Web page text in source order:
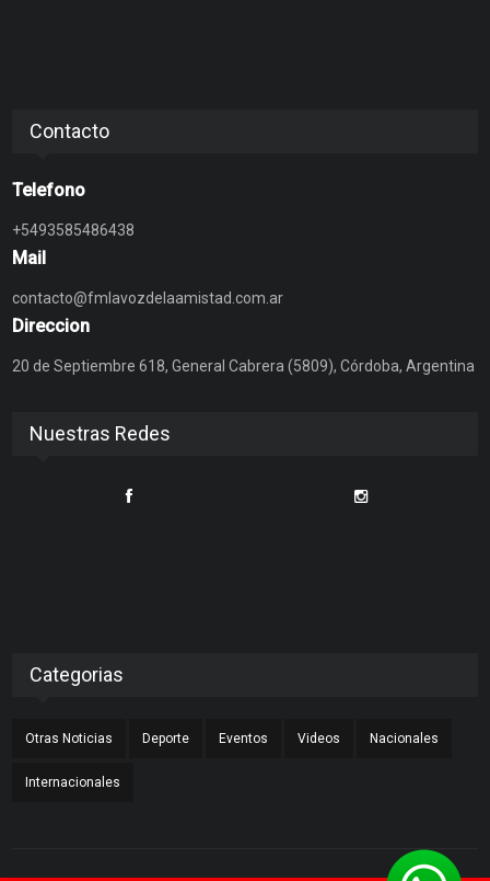
Contacto
Telefono
+5493585486438
Mail
contacto@fmlavozdelaamistad.com.ar
Direccion
20 de Septiembre 618, General Cabrera (5809), Córdoba, Argentina
Nuestras Redes
Categorias
Otras Noticias Deporte Eventos Videos Nacionales
Internacionales